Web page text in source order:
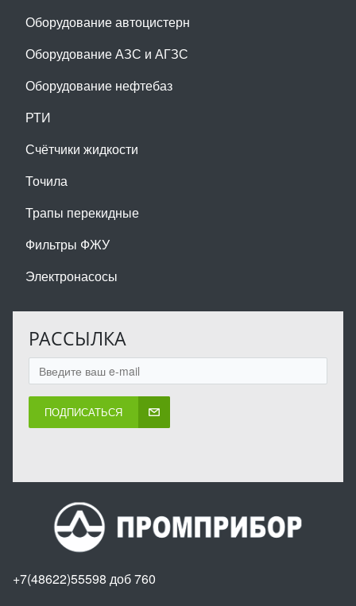
Оборудование автоцистерн
Оборудование АЗС и АГЗС
Оборудование нефтебаз
РТИ
Счётчики жидкости
Точила
Трапы перекидные
Фильтры ФЖУ
Электронасосы
РАССЫЛКА
ПОДПИСАТЬСЯ
+7(48622)55598 доб 760